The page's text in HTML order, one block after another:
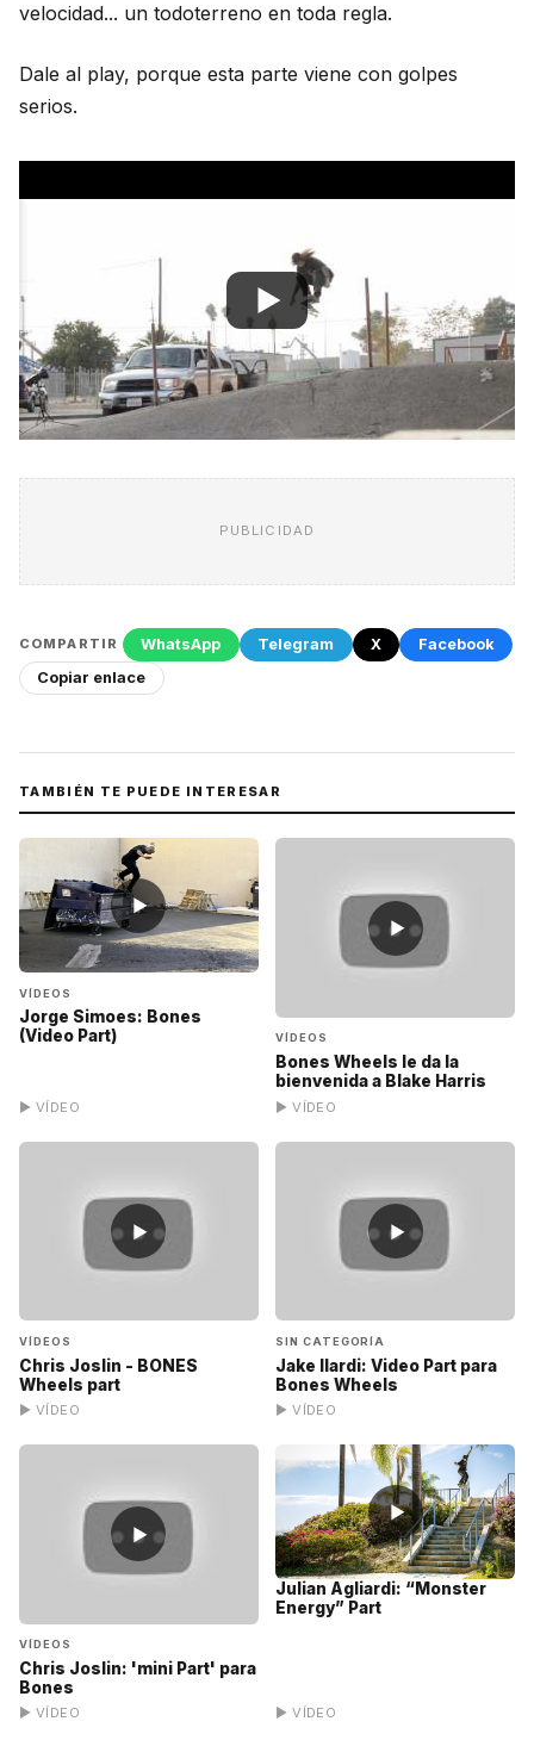
velocidad... un todoterreno en toda regla.
Dale al play, porque esta parte viene con golpes
serios.
PUBLICIDAD
COMPARTIR WhatsApp Telegram X
Facebook
Copiar enlace
TAMBIÉN TE PUEDE INTERESAR
▶
VÍDEOS
Jorge Simoes: Bones
(Video Part)
▶ VÍDEO
▶
VÍDEOS
Bones Wheels le da la
bienvenida a Blake Harris
▶ VÍDEO
▶
VÍDEOS
Chris Joslin - BONES
Wheels part
▶ VÍDEO
▶
SIN CATEGORÍA
Jake Ilardi: Video Part para
Bones Wheels
▶ VÍDEO
▶
VÍDEOS
Chris Joslin: 'mini Part' para
Bones
▶ VÍDEO
▶
Julian Agliardi: “Monster
Energy” Part
▶ VÍDEO